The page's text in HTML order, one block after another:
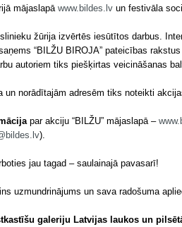
mājaslapā www.bildes.lv un festivāla
žūrija izvērtēs iesūtītos darbus.
“BILŽU BIROJA” pateicības
autoriem tiks piešķirtas veicināšanas
un norādītajām adresēm tiks noteikti
par akciju “BILŽU” mājaslapā –
).
jau tagad – saulainajā pavasarī!
uzmundrinājums un sava radošuma
galeriju Latvijas laukos un